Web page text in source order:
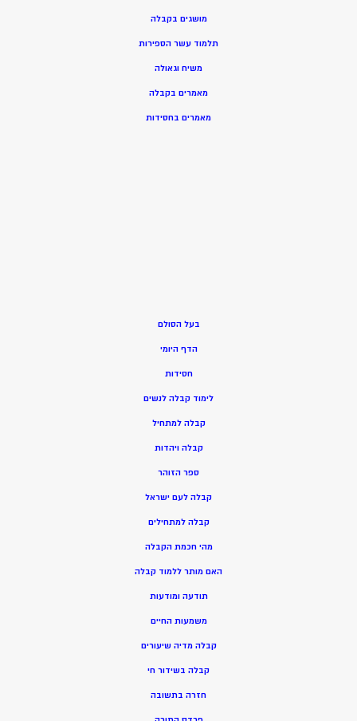
מושגים בקבלה
תלמוד עשר הספירות
משיח וגאולה
מאמרים בקבלה
מאמרים בחסידות
בעל הסולם
הדף היומי
חסידות
לימוד קבלה לנשים
קבלה למתחיל
קבלה ויהדות
ספר הזוהר
קבלה לעם ישראל
קבלה למתחילים
מהי חכמת הקבלה
האם מותר ללמוד קבלה
תודעה ומודעות
משמעות החיים
קבלה מדיה שיעורים
קבלה בשידור חי
חזרה בתשובה